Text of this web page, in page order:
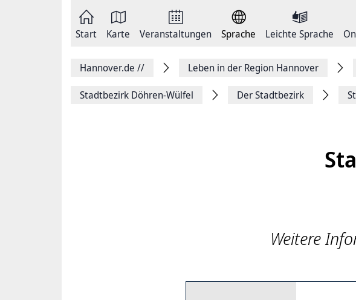
Start Karte Veranstaltungen Sprache Leichte Sprache
Hannover.de // Leben in der Region Hannover
Stadtbezirk Döhren-Wülfel Der Stadtbezirk
Weitere